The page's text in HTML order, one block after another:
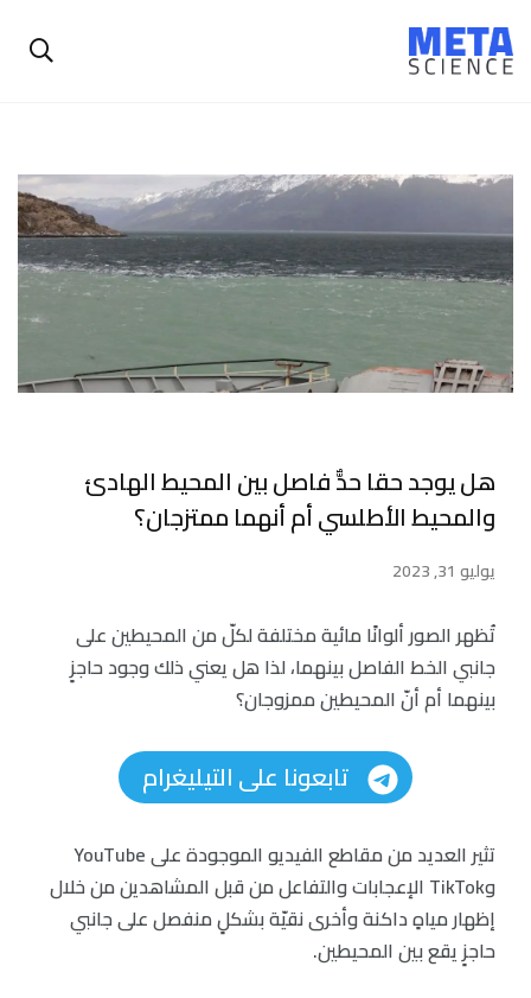
هل يوجد حقا حدٌّ فاصل بين المحيط الهادئ
والمحيط الأطلسي أم أنهما ممتزجان؟
يوليو 31, 2023
تُظهر الصور ألوانًا مائية مختلفة لكلّ من المحيطين على
جانبي الخط الفاصل بينهما، لذا هل يعني ذلك وجود حاجزٍ
بينهما أم أنّ المحيطين ممزوجان؟
تابعونا على التيليغرام
تثير العديد من مقاطع الفيديو الموجودة على YouTube
وTikTok الإعجابات والتفاعل من قبل المشاهدين من خلال
إظهار مياهٍ داكنة وأخرى نقيّة بشكلٍ منفصل على جانبي
حاجزٍ يقع بين المحيطين.